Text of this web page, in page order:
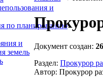
и
по планированию
и
земель
Документ создан:
Раздел: Прокурор
Автор: Прокурор